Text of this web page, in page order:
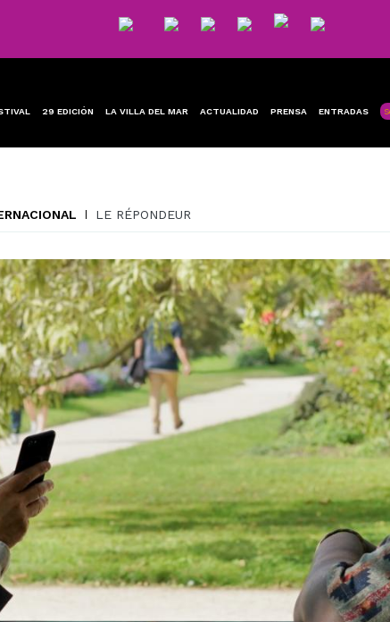
29 EDICIÓN LA VILLA DEL MAR ACTUALIDAD PRENSA ENTRADAS
LE RÉPONDEUR